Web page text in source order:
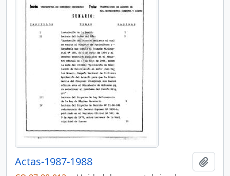
Actas-1987-1988